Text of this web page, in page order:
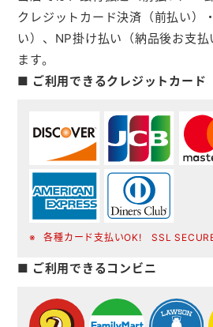
クレジットカード決済（前払い）
い）、NP掛け払い（納品後お支
ます。
■ ご利用できるクレジットカード
各種カード支払いOK! SSL
■ ご利用できるコンビニ